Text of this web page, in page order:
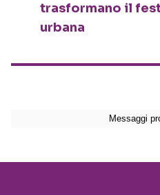
trasformano il
urbana